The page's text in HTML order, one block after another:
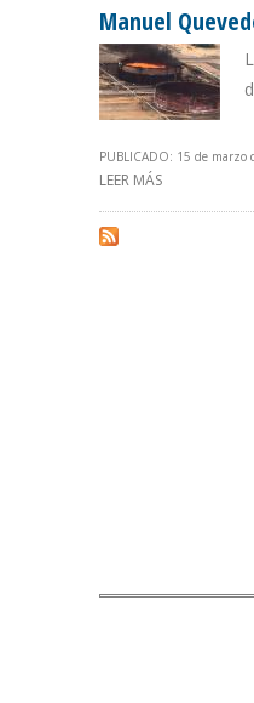
Manuel
PUBLICADO: 15 de marzo
LEER MÁS